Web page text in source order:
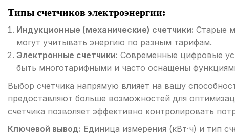
Типы счетчиков электроэнергии:
Индукционные (механические) счетчики: Старые
могут учитывать энергию по разным тарифам.
Электронные счетчики: Современные цифровые
быть многотарифными и часто оснащены
Выбор счетчика напрямую влияет на вашу
предоставляют больше возможностей для
счетчика позволяет эффективно контролировать
Ключевой вывод: Единица измерения (кВт·ч) и тип